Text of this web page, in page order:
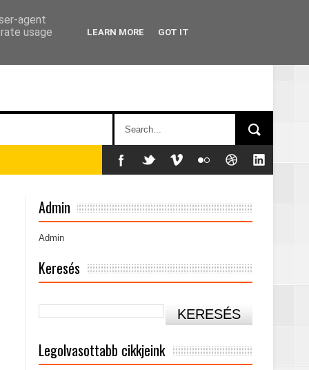
Admin
Admin
Keresés
Legolvasottabb cikkjeink
agent
usage
LEARN MORE GOT IT